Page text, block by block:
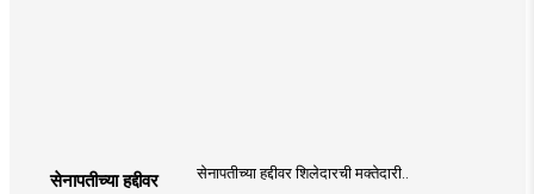
सेनापतीच्या हद्दीवर
सेनापतीच्या हद्दीवर शिलेदारची मक्तेदारी..